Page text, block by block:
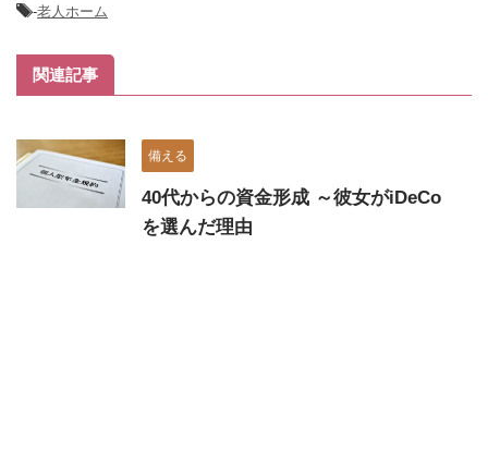
-老人ホーム
関連記事
備える
40代からの資金形成 ～彼女がiDeCo
を選んだ理由